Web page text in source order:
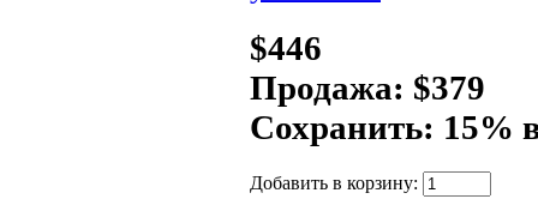
$446
Продажа: $379
Сохранить: 15%
Добавить в корзину: